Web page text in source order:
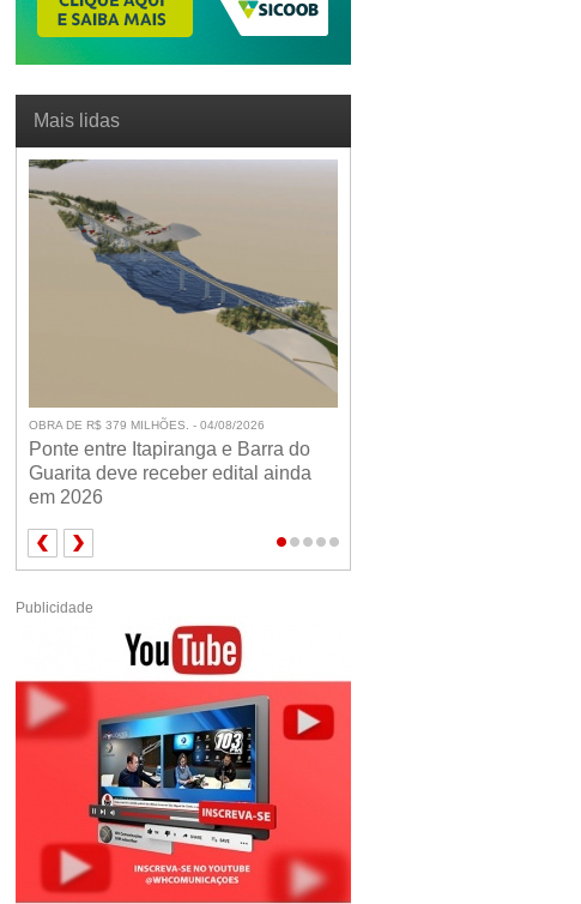
Mais lidas
OBRA DE R$ 379 MILHÕES. - 04/08/2026
Ponte entre Itapiranga e Barra do
Guarita deve receber edital ainda
em 2026
Publicidade